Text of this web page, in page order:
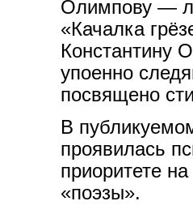
Олимпову —
«Качалка
Константину
упоенно
посвящено
В
проявилась
приоритете
«поэзы».